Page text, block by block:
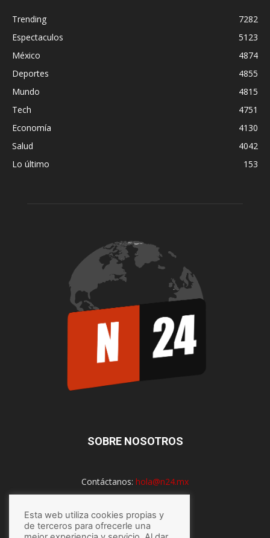
Trending
7282
Espectaculos
5123
México
4874
Deportes
4855
Mundo
4815
Tech
4751
Economía
4130
Salud
4042
Lo último
153
SOBRE NOSOTROS
Contáctanos: hola@n24.mx
SÍGUENOS
Esta web utiliza cookies propias y
de terceros para ofrecerle una